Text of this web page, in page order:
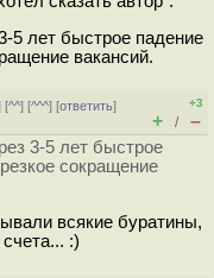
5 лет быстрое падение
вакансий.
[^^] [^^^] [ответить]
+3
+ / –
3-5 лет быстрое
сокращение
всякие буратины,
:)